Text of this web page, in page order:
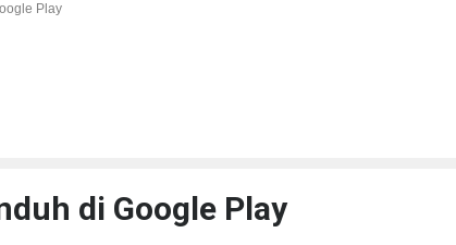
Play
di Google Play